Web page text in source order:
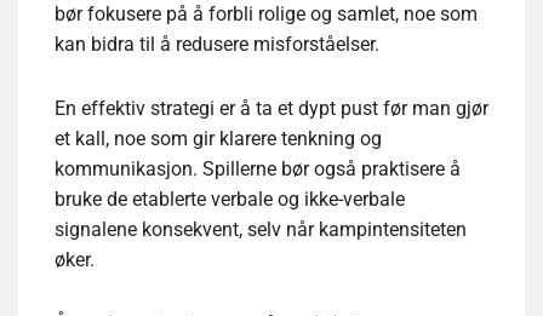
bør fokusere på å forbli rolige og samlet, noe som
kan bidra til å redusere misforståelser.
En effektiv strategi er å ta et dypt pust før man gjør
et kall, noe som gir klarere tenkning og
kommunikasjon. Spillerne bør også praktisere å
bruke de etablerte verbale og ikke-verbale
signalene konsekvent, selv når kampintensiteten
øker.